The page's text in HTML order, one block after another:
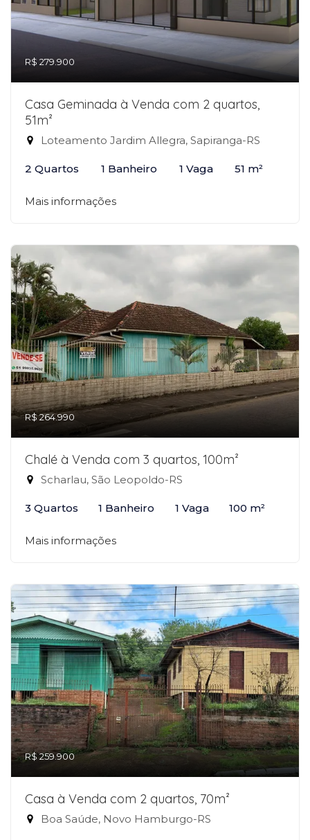
R$ 279.900
Casa Geminada à Venda com 2 quartos,
51m²
Loteamento Jardim Allegra, Sapiranga-RS
2 Quartos 1 Banheiro 1 Vaga 51 m²
Mais informações
R$ 264.990
Chalé à Venda com 3 quartos, 100m²
Scharlau, São Leopoldo-RS
3 Quartos 1 Banheiro 1 Vaga 100 m²
Mais informações
R$ 259.900
Casa à Venda com 2 quartos, 70m²
Boa Saúde, Novo Hamburgo-RS